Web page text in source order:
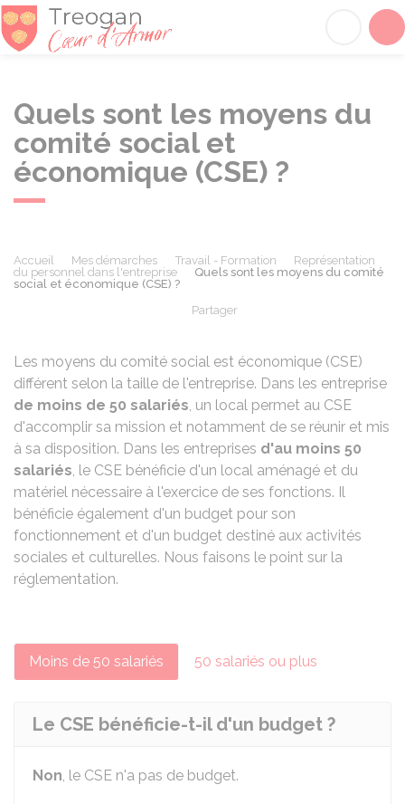
Quels sont les moyens du
comité social et
économique (CSE) ?
Accueil Mes démarches Travail - Formation
Représentation
du personnel dans l'entreprise
Quels sont les moyens du comité
social et économique (CSE) ?
Partager
Les moyens du comité social est économique (CSE)
différent selon la taille de l'entreprise. Dans les entreprise
de moins de 50 salariés, un local permet au CSE
d'accomplir sa mission et notamment de se réunir et mis
à sa disposition. Dans les entreprises d'au moins 50
salariés, le CSE bénéficie d'un local aménagé et du
matériel nécessaire à l'exercice de ses fonctions. Il
bénéficie également d'un budget pour son
fonctionnement et d'un budget destiné aux activités
sociales et culturelles. Nous faisons le point sur la
réglementation.
Moins de 50 salariés 50 salariés ou plus
Le CSE bénéficie-t-il d'un budget ?
Non, le CSE n'a pas de budget.